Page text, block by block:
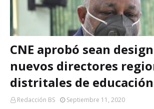
CNE aprobó sean
nuevos directores
distritales de educación
Redacción BS Septiembre 11, 2020